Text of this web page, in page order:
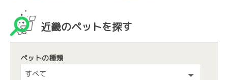
近畿のペットを探す
ペットの種類
すべて